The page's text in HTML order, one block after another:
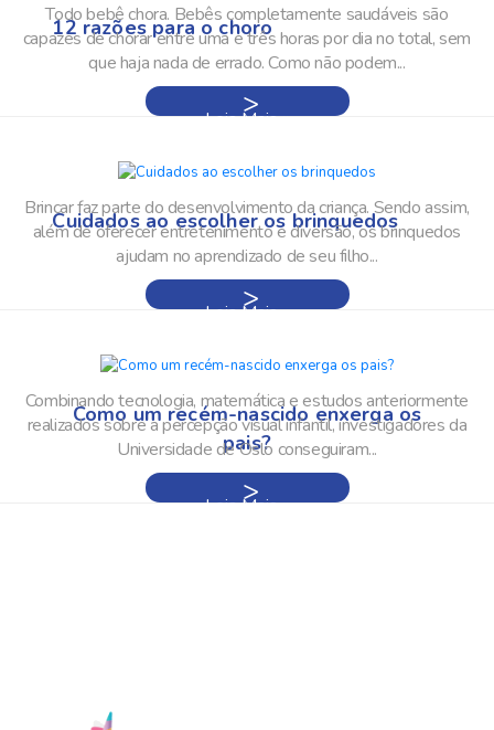
12 razões para o choro
Todo bebê chora. Bebês completamente saudáveis são
capazes de chorar entre uma e três horas por dia no total, sem
que haja nada de errado. Como não podem...
Leia Mais »
Cuidados ao escolher os brinquedos
Brincar faz parte do desenvolvimento da criança. Sendo assim,
além de oferecer entretenimento e diversão, os brinquedos
ajudam no aprendizado de seu filho...
Leia Mais »
Como um recém-nascido enxerga os
pais?
Combinando tecnologia, matemática e estudos anteriormente
realizados sobre a percepção visual infantil, investigadores da
Universidade de Oslo conseguiram...
Leia Mais »